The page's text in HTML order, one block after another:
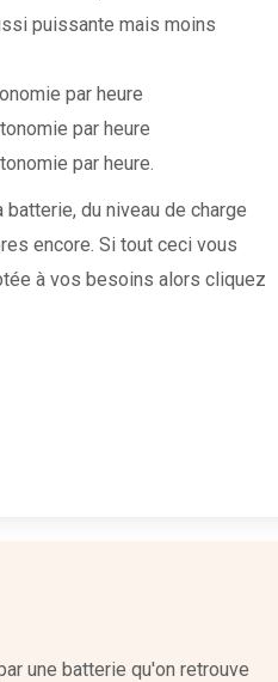
puissante mais moins
par heure
par heure
par heure.
du niveau de charge
encore. Si tout ceci vous
à vos besoins alors cliquez
une batterie qu'on retrouve